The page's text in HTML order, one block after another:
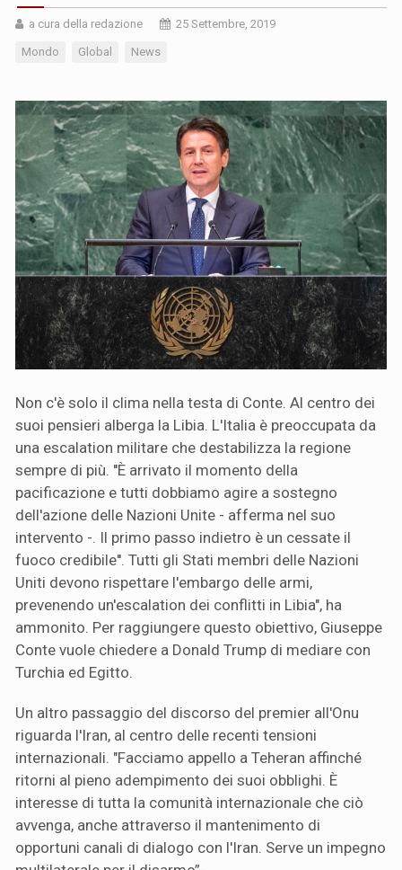
a cura della redazione 25 Settembre, 2019
Mondo Global News
Non c'è solo il clima nella testa di Conte. Al centro dei
suoi pensieri alberga la Libia. L'Italia è preoccupata da
una escalation militare che destabilizza la regione
sempre di più. ''È arrivato il momento della
pacificazione e tutti dobbiamo agire a sostegno
dell'azione delle Nazioni Unite - afferma nel suo
intervento -. Il primo passo indietro è un cessate il
fuoco credibile''. Tutti gli Stati membri delle Nazioni
Uniti devono rispettare l'embargo delle armi,
prevenendo un'escalation dei conflitti in Libia", ha
ammonito. Per raggiungere questo obiettivo, Giuseppe
Conte vuole chiedere a Donald Trump di mediare con
Turchia ed Egitto.
Un altro passaggio del discorso del premier all'Onu
riguarda l'Iran, al centro delle recenti tensioni
internazionali. "Facciamo appello a Teheran affinché
ritorni al pieno adempimento dei suoi obblighi. È
interesse di tutta la comunità internazionale che ciò
avvenga, anche attraverso il mantenimento di
opportuni canali di dialogo con l'Iran. Serve un impegno